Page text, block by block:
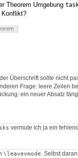
Theorem Umgebung
Konflikt?
Überschriftsollte nicht
Frage: leere Zeilen
ein neuer Absatz
vermute ich ja ein
\leavevmode. Selbst